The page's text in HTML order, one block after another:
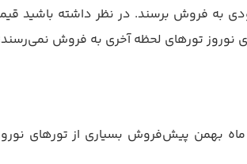
دوم فروردین تورهای دقیقه‌نودی به فروش برسند. در نظر
تورهای لحظه آخری به فروش نمی‌رسند؛